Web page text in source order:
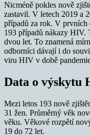
Nicméně pokles nově
zastavil. V letech 2019 a
případů za rok. V
193 případů nákazy HIV.
dvou let. To znamená
odborníci dávají i do
viru HIV v době
Data o výskytu
Mezi letos 193 nově
31 žen. Průměrný věk
věku. Věkové rozpětí
19 do 72 let.